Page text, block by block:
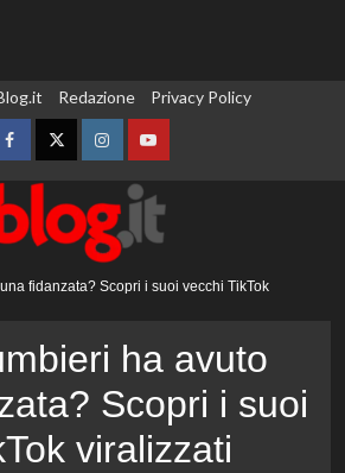
Redazione Privacy Policy
FacebookTwitterInstagramYouTube
fidanzata? Scopri i suoi vecchi TikTok
ha avuto
Scopri i suoi
viralizzati